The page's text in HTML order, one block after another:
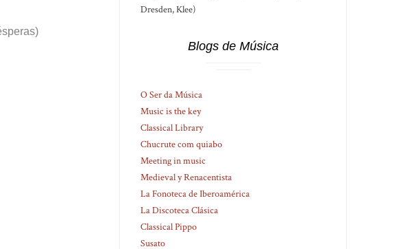
Dresden, Klee)
Blogs de Música
O Ser da Música
Music is the key
Classical Library
Chucrute com quiabo
Meeting in music
Medieval y Renacentista
La Fonoteca de Iberoamérica
La Discoteca Clásica
Classical Pippo
Susato